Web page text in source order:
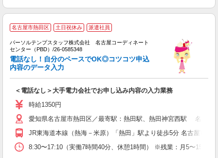
名古屋市熱田区 土日祝休み 派遣社員
パーソルテンプスタッフ株式会社 名古屋コーディネート
センター（PBD）/26-0585348
電話なし！自分のペースでOK◎コツコツ申込
内容のデータ入力
＜電話なし＞大手電力会社でお申し込み内容の入力業務
時給1350円
愛知県名古屋市熱田区／最寄駅：熱田駅、熱田神宮西駅 名鉄線
JR東海道本線（熱海－米原）「熱田」駅より徒歩5分 名古屋市営
8:30〜17:10（実働7時間40分、休憩1時間） ※残業：月5〜15時